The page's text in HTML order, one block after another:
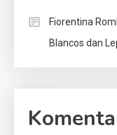
Fiorentina
Blancos dan